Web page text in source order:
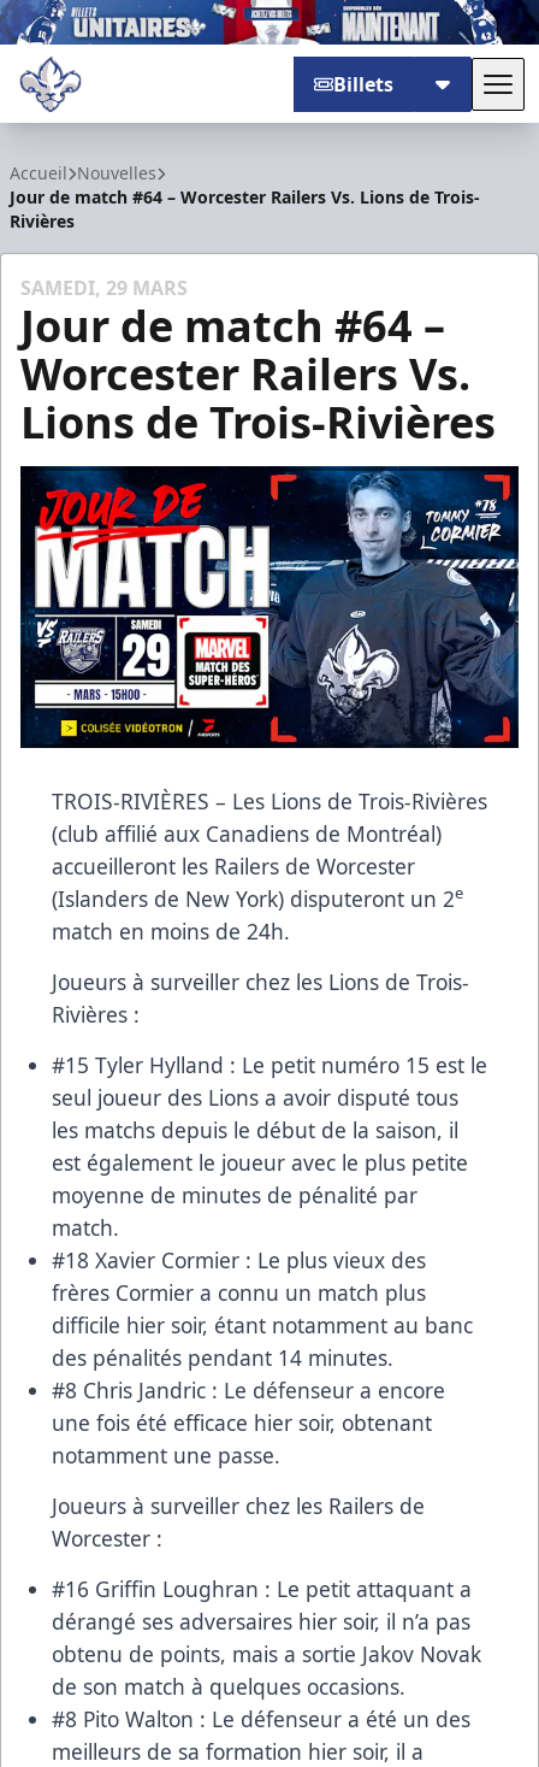
Billets
Accueil Nouvelles
Jour de match #64 – Worcester Railers Vs. Lions de Trois-
Rivières
SAMEDI, 29 MARS
Jour de match #64 –
Worcester Railers Vs.
Lions de Trois-Rivières
TROIS-RIVIÈRES – Les Lions de Trois-Rivières
(club affilié aux Canadiens de Montréal)
accueilleront les Railers de Worcester
(Islanders de New York) disputeront un 2e
match en moins de 24h.
Joueurs à surveiller chez les Lions de Trois-
Rivières :
#15 Tyler Hylland : Le petit numéro 15 est le
seul joueur des Lions a avoir disputé tous
les matchs depuis le début de la saison, il
est également le joueur avec le plus petite
moyenne de minutes de pénalité par
match.
#18 Xavier Cormier : Le plus vieux des
frères Cormier a connu un match plus
difficile hier soir, étant notamment au banc
des pénalités pendant 14 minutes.
#8 Chris Jandric : Le défenseur a encore
une fois été efficace hier soir, obtenant
notamment une passe.
Joueurs à surveiller chez les Railers de
Worcester :
#16 Griffin Loughran : Le petit attaquant a
dérangé ses adversaires hier soir, il n’a pas
obtenu de points, mais a sortie Jakov Novak
de son match à quelques occasions.
#8 Pito Walton : Le défenseur a été un des
meilleurs de sa formation hier soir, il a